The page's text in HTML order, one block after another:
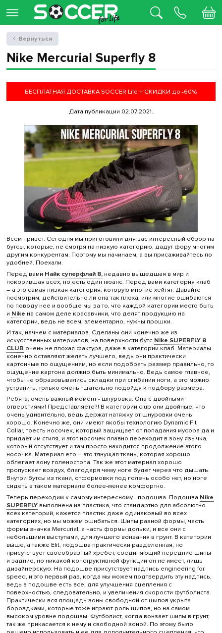
Nike Mercurial Superfly 8
БЕСПЛАТНАЯ ДОСТАВКА SOCCER Life + СКИДКИ до -60%
Дата публикации 02.07.2021.
Всем привет. Сегодня мы приготовили для вас интересный обзор на
бутсы, которые, не смотря на низкую категорию, дадут фору многим
другим конкурентам. Поэтому мы начинаем, а вы присаживайтесь по
удобней. Поехали.
Перед вами Найк суперфлай 8,недавно вышедшая в мир и
покорившая всех, но есть один нюанс. Перед вами категория клаб
– а это самая низкая категория, которую многие хейтят. Давайте
посмотрим, действительно ли она так плоха, или многие ошибаются
по поводу нее и вообще мы за то, что каждой категории место быть
и Nike на самом деле красавчики, что делят продукцию на
категории, ведь не всем, элементарно, нужны прошки.
И так, начнем с материалов. Сделаны они конечно же из
искусственных материалов, на поверхности бутс Nike SUPERFLY 8
CLUB очень не плохая фактура, даже в категории клаб. Материалы
конечно оставляют желать лучшего, ведь они практически
картонные по ощущениям, но если подобрать размер правильно, то
ощущение картона должно быть минимально. Ведь самое главное,
чтобы не образовывались складки при сгибании ноги, а это можно
устранить, только очень тщательно подойдя к подбору размера.
Ребята, очень важный момент - шнуровка. Она с двойными
отверстиями! Представляете?! В категории club они двойные, что
очень удивительно, ведь держат натяжку от шнуровки очень
хорошо. Конечно же, они имеют якобы технологию Dynamic Fit
Collar, тоесть носочек, который защищает от попадания мусора да и
придает им стиля, и этот носочек плавно переходит в зону язычка,
который отсутствует и там просто находится продолжение этого
носочка. Материал его – это тянущая ткань, которая хорошо
облегает зону голеностопа. Так же этот материал хорошо
пропускает воздух, благодаря чему ноге будет через что дышать.
Внутри бутсы из ткани, отформовки под голень особо нет, но ноге
сидеть в таком материале более-менее комфортно.
Теперь переходим к самому интересному - подошва. Подошва Nike
SUPERFLYвыполнена из пластика, что стандартно для абсолютно
всех категорий, кажется пластик даже одинаковый во всех
категориях, но мы можем ошибаться. Шипы разной формы, часть
формы значка Mercurial, а часть формы дольки, и все они с
небольшими выступами, для лучшего вонзания в грунт. В категории
выше, а также Elit, подошва практически разделенная, но
присутствует своеобразный хребет, соединяющий передние шипы
и задние, но никакой конструктивной функции он не имеет, лишь
дизайнерскую. На подошве присутствует надпись engineering for
speed, и это первый раз, когда мы можем подтвердить эту надпись,
ведь в подошве есть все, для улучшения сцепления с
поверхностью, следовательно, и увеличения скорости футболиста.
Практически вся площадь зоны свободной от шипов укрыта
бороздками, которые тоже играют роль шипов, но на самом
высоком уровне подошвы. Футболист, когда вонзает шипы в грунт,
так же прикасается к нему и свободной зоной. По этому было
Вернуться